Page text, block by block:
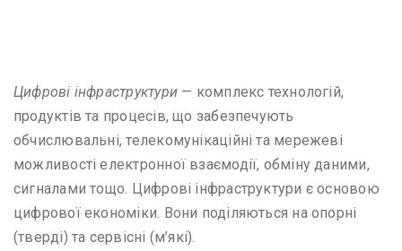
Цифрові інфраструктури— комплекс технологій,
продуктів та процесів, що забезпечують
обчислювальні, телекомунікаційні та мережеві
можливості електронної взаємодії, обміну даними,
сигналами тощо. Цифрові інфраструктури є основою
цифрової економіки. Вони поділяються на опорні
(тверді) та сервісні (м’які).